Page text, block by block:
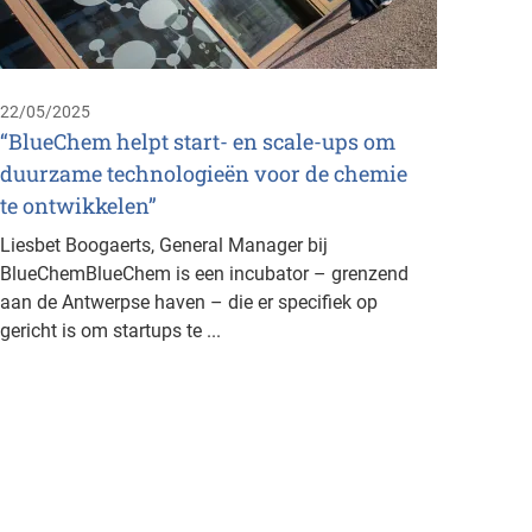
22/05/2025
“BlueChem helpt start- en scale-ups om
duurzame technologieën voor de chemie
te ontwikkelen”
Liesbet Boogaerts, General Manager bij
BlueChemBlueChem is een incubator – grenzend
aan de Antwerpse haven – die er specifiek op
gericht is om startups te ...